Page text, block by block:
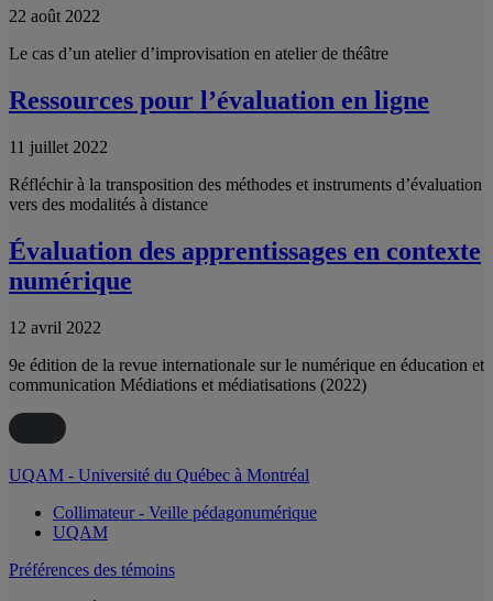
22 août 2022
Le cas d’un atelier d’improvisation en atelier de théâtre
Ressources pour l’évaluation en ligne
11 juillet 2022
Réfléchir à la transposition des méthodes et instruments d’évaluation
vers des modalités à distance
Évaluation des apprentissages en contexte
numérique
12 avril 2022
9e édition de la revue internationale sur le numérique en éducation et
communication Médiations et médiatisations (2022)
UQAM - Université du Québec à Montréal
Collimateur - Veille pédagonumérique
UQAM
Préférences des témoins